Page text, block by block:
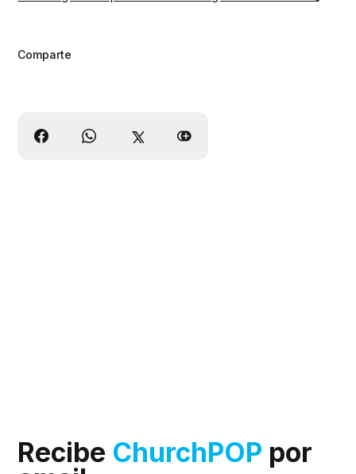
Comparte
Recibe ChurchPOP por